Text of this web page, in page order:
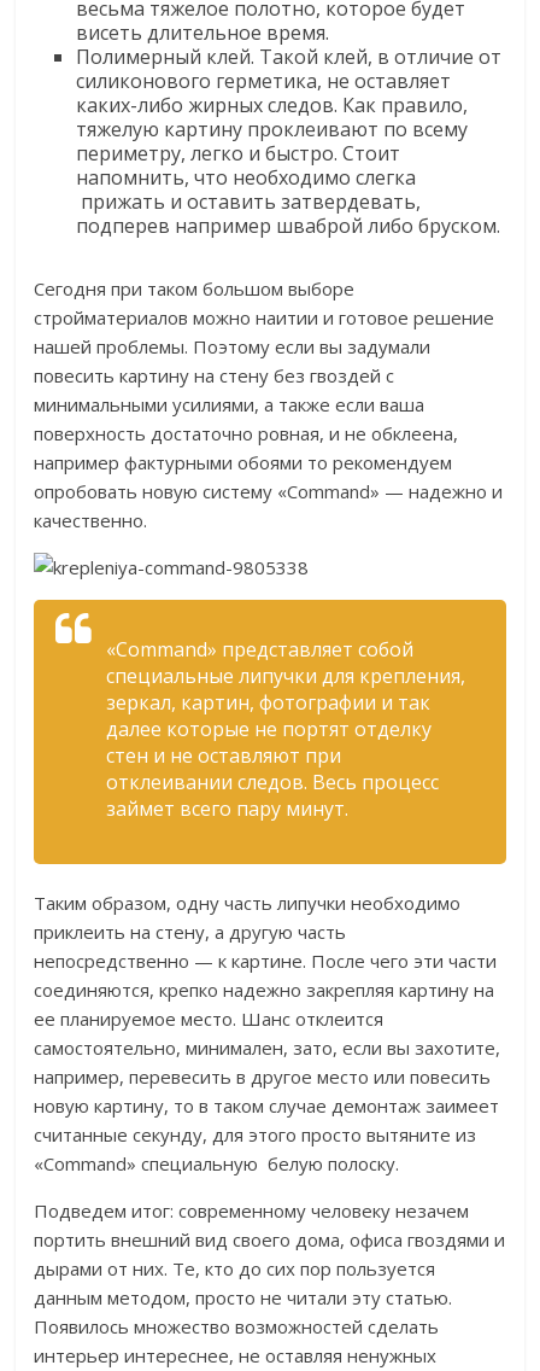
весьма тяжелое полотно, которое будет
висеть длительное время.
Полимерный клей. Такой клей, в отличие от
силиконового герметика, не оставляет
каких-либо жирных следов. Как правило,
тяжелую картину проклеивают по всему
периметру, легко и быстро. Стоит
напомнить, что необходимо слегка
прижать и оставить затвердевать,
подперев например шваброй либо бруском.
Сегодня при таком большом выборе
стройматериалов можно наитии и готовое решение
нашей проблемы. Поэтому если вы задумали
повесить картину на стену без гвоздей с
минимальными усилиями, а также если ваша
поверхность достаточно ровная, и не обклеена,
например фактурными обоями то рекомендуем
опробовать новую систему «Command» — надежно и
качественно.
«Command» представляет собой
специальные липучки для крепления,
зеркал, картин, фотографии и так
далее которые не портят отделку
стен и не оставляют при
отклеивании следов. Весь процесс
займет всего пару минут.
Таким образом, одну часть липучки необходимо
приклеить на стену, а другую часть
непосредственно — к картине. После чего эти части
соединяются, крепко надежно закрепляя картину на
ее планируемое место. Шанс отклеится
самостоятельно, минимален, зато, если вы захотите,
например, перевесить в другое место или повесить
новую картину, то в таком случае демонтаж заимеет
считанные секунду, для этого просто вытяните из
«Command» специальную белую полоску.
Подведем итог: современному человеку незачем
портить внешний вид своего дома, офиса гвоздями и
дырами от них. Те, кто до сих пор пользуется
данным методом, просто не читали эту статью.
Появилось множество возможностей сделать
интерьер интереснее, не оставляя ненужных